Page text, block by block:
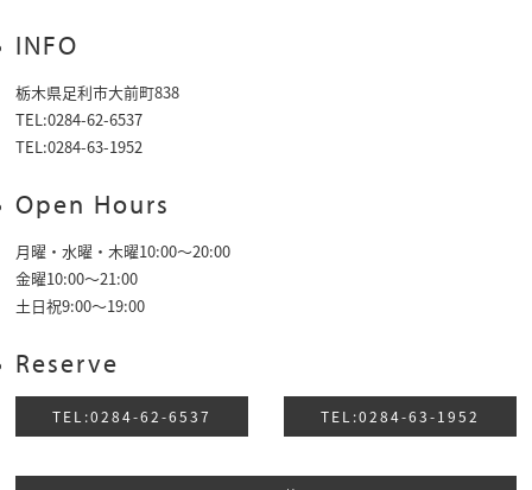
INFO
栃木県足利市大前町838
TEL:0284-62-6537
TEL:0284-63-1952
Open Hours
月曜・水曜・木曜10:00～20:00
金曜10:00〜21:00
土日祝9:00〜19:00
Reserve
TEL:0284-62-6537 TEL:0284-63-1952